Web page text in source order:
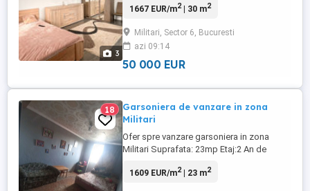
3
accepta credit imobiliar ! Mai multe detalii
1667 EUR/m2| 30 m2
Militari, Sector 6, Bucuresti
azi 09:14
50 000 EUR
18
Garsoniera de vanzare in zona
Militari
Ofer spre vanzare garsoniera in zona
Militari Suprafata: 23mp Etaj:2 An de
Lift:NU Distanta de metrou: 12 minute.
1609 EUR/m2| 23 m2